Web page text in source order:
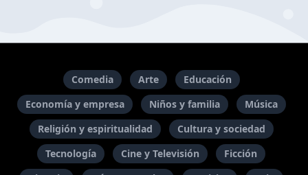
Comedia Arte
Educación
Economía y empresa
Niños y familia
Música
Religión y espiritualidad
Cultura y sociedad
Tecnología
Cine y Televisión
Ficción